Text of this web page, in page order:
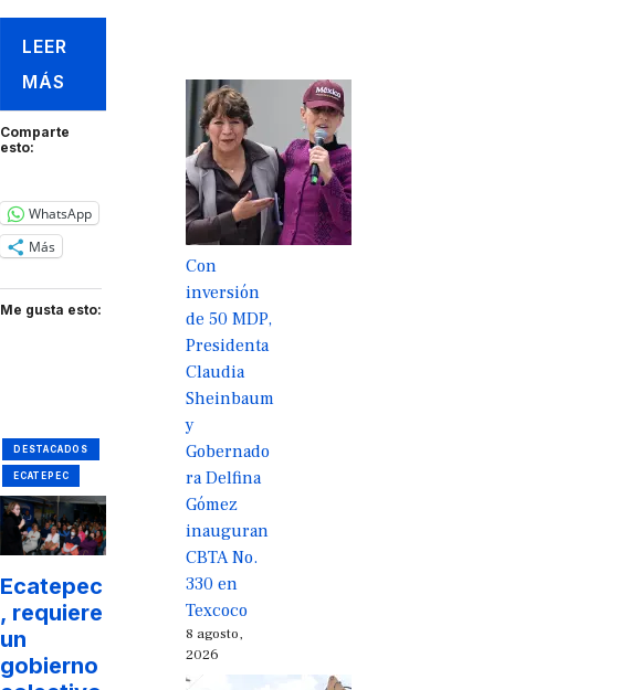
LEER
MÁS
Comparte
esto:
WhatsApp
Más
Me gusta esto:
DESTACADOS
ECATEPEC
Ecatepec
, requiere
un
gobierno
Con
inversión
de 50 MDP,
Presidenta
Claudia
Sheinbaum
y
Gobernado
ra Delfina
Gómez
inauguran
CBTA No.
330 en
Texcoco
8 agosto,
2026